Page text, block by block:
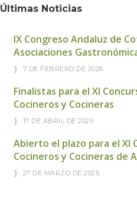
Últimas Noticias
IX Congreso Andaluz de
Asociaciones
7 DE FEBRERO DE 2026
Finalistas para el XI
Cocineros y Cocineras
17 DE ABRIL DE 2025
Abierto el plazo para el XI
Cocineros y Cocineras de
27 DE MARZO DE 2025